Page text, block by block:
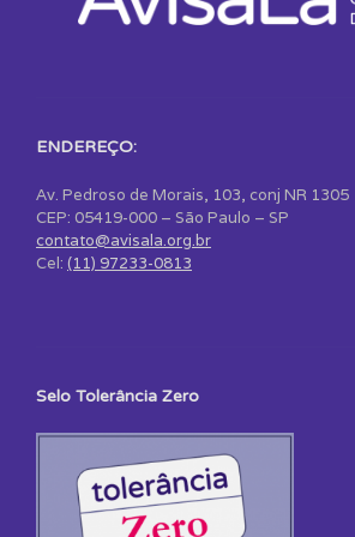
ENDEREÇO:
Av. Pedroso de Morais, 103, conj NR 1305
CEP: 05419-000 – São Paulo – SP
contato@avisala.org.br
Cel: (11) 97233-0813
Selo Tolerância Zero